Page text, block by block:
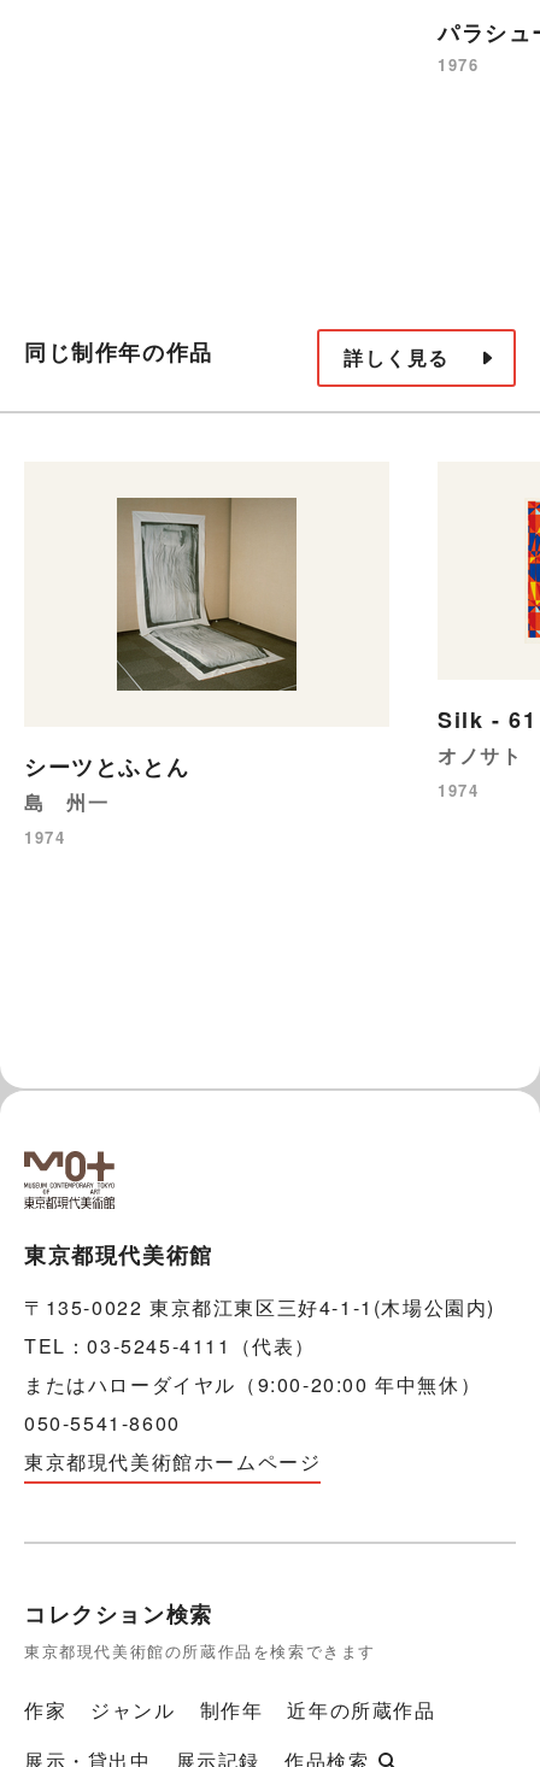
パラシュ
1976
同じ制作年の作品 詳しく見る
シーツとふとん
島 州一
1974
Silk - 61
オノサト
1974
東京都現代美術館
〒135-0022 東京都江東区三好4-1-1(木場公園内)
TEL：03-5245-4111（代表）
またはハローダイヤル（9:00-20:00 年中無休）
050-5541-8600
東京都現代美術館ホームページ
コレクション検索
東京都現代美術館の所蔵作品を検索できます
作家 ジャンル 制作年
近年の所蔵作品
展示・貸出中
展示記録 作品検索